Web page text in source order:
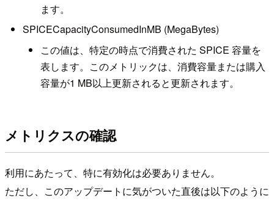
ます。
SPICECapacityConsumedInMB (MegaBytes)
この値は、特定の時点で消費された SPICE 容量を
表します。このメトリックは、消費容量または購入
容量が1 MB以上更新されると更新されます。
メトリクスの確認
利用にあたって、特に有効化は必要ありません。
ただし、このアップデートに気がついた直後は以下のように